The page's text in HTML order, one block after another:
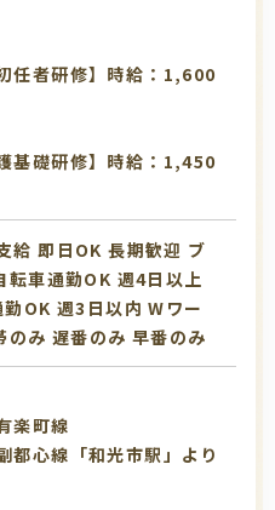
任者研修】時給：1,600
基礎研修】時給：1,450
給 即日OK 長期歓迎 ブ
転車通勤OK 週4日以上
OK 週3日以内 Wワー
のみ 遅番のみ 早番のみ
楽町線
都心線「和光市駅」より